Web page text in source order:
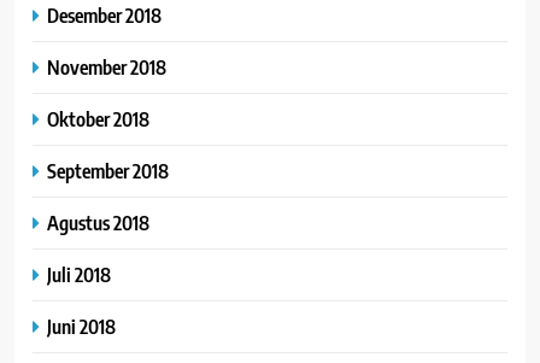
Desember 2018
November 2018
Oktober 2018
September 2018
Agustus 2018
Juli 2018
Juni 2018